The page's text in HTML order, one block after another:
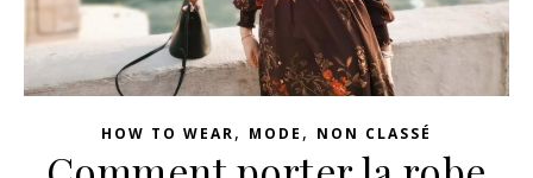
HOW TO WEAR, MODE , NON CLASSÉ